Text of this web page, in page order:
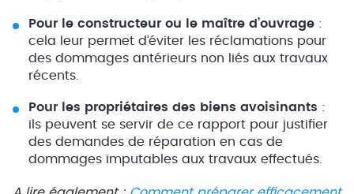
Pour le constructeur ou le maître d’ouvrage :
cela leur permet d’éviter les réclamations pour
des dommages antérieurs non liés aux travaux
récents.
Pour les propriétaires des biens avoisinants :
ils peuvent se servir de ce rapport pour justifier
des demandes de réparation en cas de
dommages imputables aux travaux effectués.